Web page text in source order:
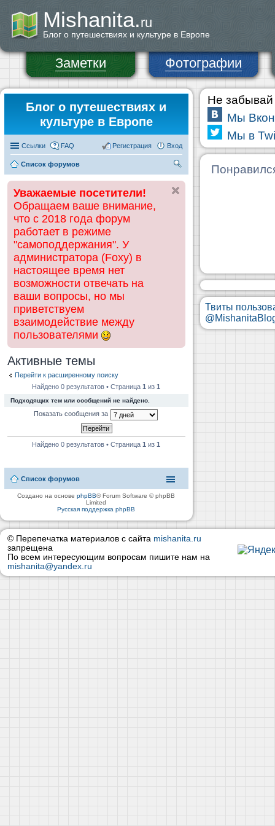
Mishanita.ru
Блог о путешествиях и культуре в Европе
Заметки Фотографии
Блог о путешествиях и
культуре в Европе
Ссылки FAQ Вход
Регистрация
Список форумов
ск
Уважаемые посетители!
Обращаем ваше внимание,
что с 2018 года форум
работает в режиме
"самоподдержания". У
администратора (Foxy) в
настоящее время нет
возможности отвечать на
ваши вопросы, но мы
приветствуем
взаимодействие между
пользователями
Активные темы
Перейти к расширенному поиску
Найдено 0 результатов • Страница1 из1
Подходящих тем или сообщений не найдено.
Показать сообщения за
Найдено 0 результатов • Страница1 из1
Список форумов
Создано на основеphpBB® Forum Software © phpBB
Limited
Русская поддержка phpBB
Не забывай
Мы
Мы в
Твиты
© Перепечатка материалов с сайта mishanita.ru
запрещена
По всем интересующим вопросам пишите нам на
mishanita@yandex.ru